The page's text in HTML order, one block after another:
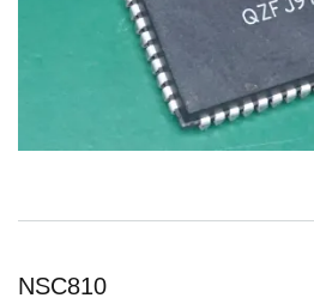
NSC810